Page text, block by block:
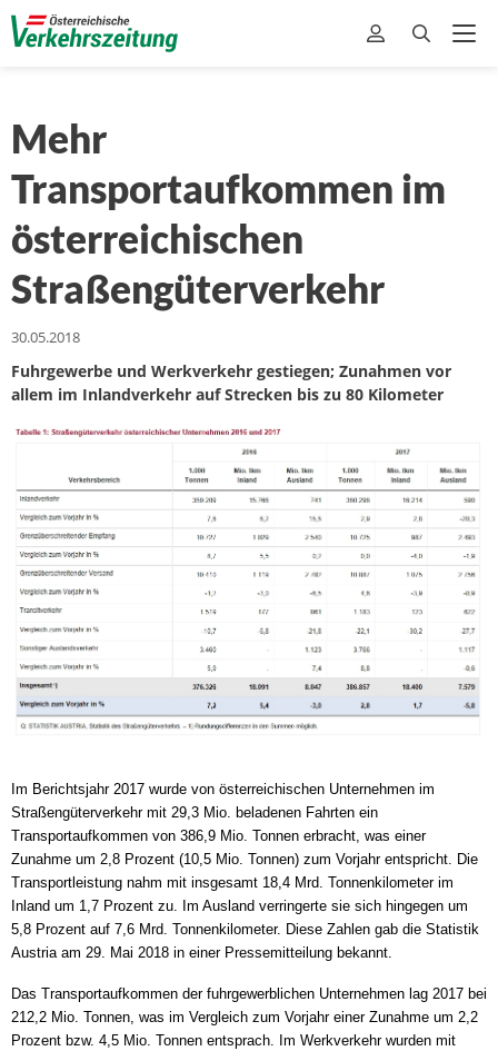
Mehr
Transportaufkommen im
österreichischen
Straßengüterverkehr
30.05.2018
Fuhrgewerbe und Werkverkehr gestiegen; Zunahmen vor
allem im Inlandverkehr auf Strecken bis zu 80 Kilometer
Im Berichtsjahr 2017 wurde von österreichischen Unternehmen im
Straßengüterverkehr mit 29,3 Mio. beladenen Fahrten ein
Transportaufkommen von 386,9 Mio. Tonnen erbracht, was einer
Zunahme um 2,8 Prozent (10,5 Mio. Tonnen) zum Vorjahr entspricht. Die
Transportleistung nahm mit insgesamt 18,4 Mrd. Tonnenkilometer im
Inland um 1,7 Prozent zu. Im Ausland verringerte sie sich hingegen um
5,8 Prozent auf 7,6 Mrd. Tonnenkilometer. Diese Zahlen gab die Statistik
Austria am 29. Mai 2018 in einer Pressemitteilung bekannt.
Das Transportaufkommen der fuhrgewerblichen Unternehmen lag 2017 bei
212,2 Mio. Tonnen, was im Vergleich zum Vorjahr einer Zunahme um 2,2
Prozent bzw. 4,5 Mio. Tonnen entsprach. Im Werkverkehr wurden mit